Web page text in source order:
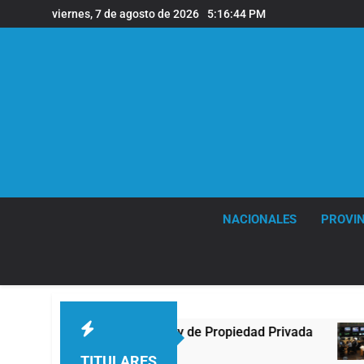
al
viernes, 7 de agosto de 2026 5:16:45 PM
NACIONALES
de Propiedad Privada Nueva jornada